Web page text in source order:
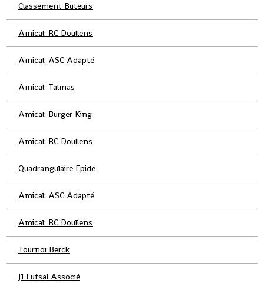
Classement Buteurs
Amical: RC Doullens
Amical: ASC Adapté
Amical: Talmas
Amical: Burger King
Amical: RC Doullens
Quadrangulaire Epide
Amical: ASC Adapté
Amical: RC Doullens
Tournoi Berck
J1 Futsal Associé